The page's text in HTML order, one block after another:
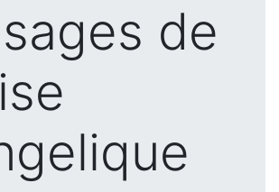
de